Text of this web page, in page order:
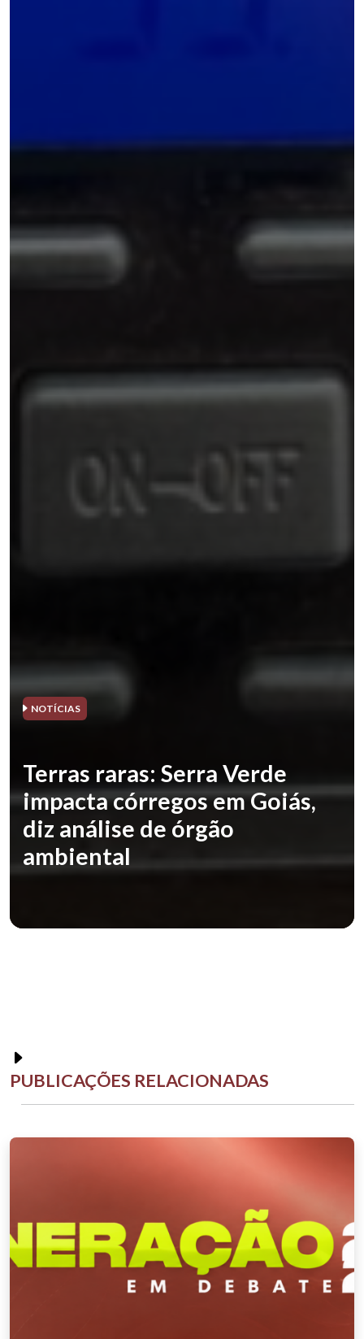
NOTÍCIAS
Terras raras: Serra Verde
impacta córregos em Goiás,
diz análise de órgão
ambiental
PUBLICAÇÕES RELACIONADAS